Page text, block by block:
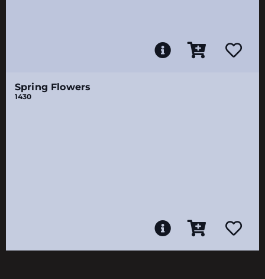
Spring Flowers
1430